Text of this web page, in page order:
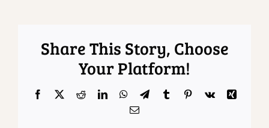
Share This Story, Choose
Your Platform!
Facebook
X RedditLinkedInWhatsApp
TelegramTumblrPinterest
Vk
Xing
Email